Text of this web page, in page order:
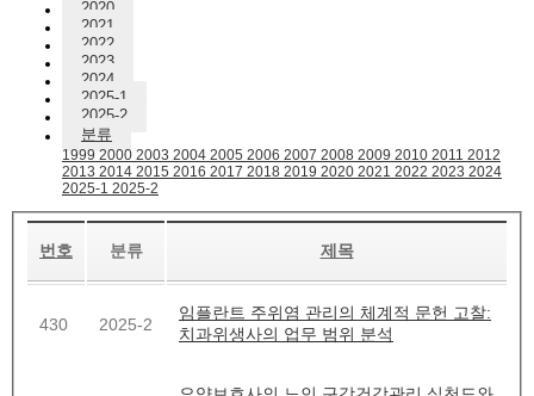
2020
2021
2022
2023
2024
2025-1
2025-2
분류
1999 2000 2003 2004 2005 2006 2007 2008 2009 2010 2011 2012
2013 2014 2015 2016 2017 2018 2019 2020 2021 2022 2023 2024
2025-1 2025-2
번호 분류 제목
430 2025-2
임플란트 주위염 관리의 체계적 문헌 고찰:
치과위생사의 업무 범위 분석